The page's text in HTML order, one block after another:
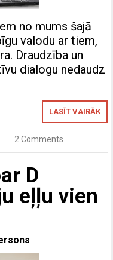
no mums šajā
valodu ar tiem,
Draudzība un
dialogu nedaudz
LASĪT VAIRĀK
2 Comments
D
eļļu vien